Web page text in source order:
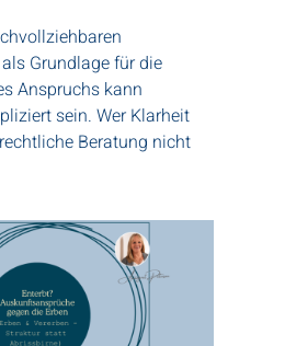
Grundlage für die
Anspruchs kann
sein. Wer Klarheit
Beratung nicht